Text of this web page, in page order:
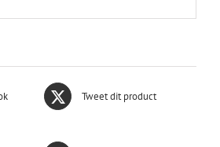
Tweet dit product